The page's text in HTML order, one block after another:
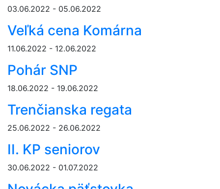
03.06.2022 - 05.06.2022
Veľká cena Komárna
11.06.2022 - 12.06.2022
Pohár SNP
18.06.2022 - 19.06.2022
Trenčianska regata
25.06.2022 - 26.06.2022
II. KP seniorov
30.06.2022 - 01.07.2022